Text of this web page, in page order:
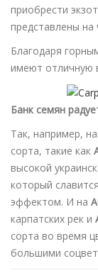
приобрести
представлены
Благодаря
имеют отличную
Банк семян
Так, например,
сорта, такие как
высокой
который
эффектом. И на
карпатских рек и
сорта во время
большими